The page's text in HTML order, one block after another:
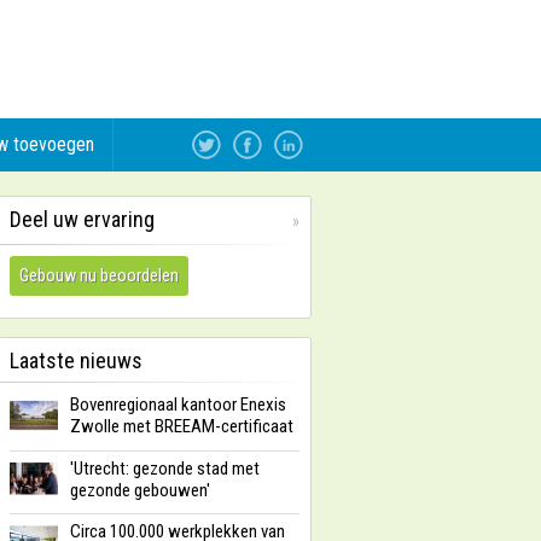
toevoegen
Deel uw ervaring »
Gebouw nu beoordelen
Laatste nieuws
Bovenregionaal kantoor Enexis
Zwolle met BREEAM-certificaat
'Utrecht: gezonde stad met
gezonde gebouwen'
Circa 100.000 werkplekken van